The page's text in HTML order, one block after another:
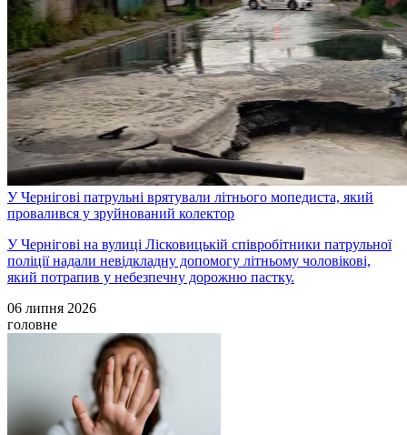
У Чернігові патрульні врятували літнього мопедиста, який
провалився у зруйнований колектор
У Чернігові на вулиці Лісковицькій співробітники патрульної
поліції надали невідкладну допомогу літньому чоловікові,
який потрапив у небезпечну дорожню пастку.
06 липня 2026
головне